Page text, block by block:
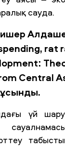
сауда.
rat
Central
ұсынды.
үй